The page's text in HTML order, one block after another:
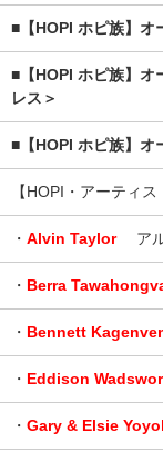
■【HOPI ホピ族】オ
■【HOPI ホピ族】オ
レス＞
■【HOPI ホピ族】オ
【HOPI・アーティス
・ Alvin Taylor ア
・ Berra
・ Bennett
・ Eddison
・ Gary & Elsie